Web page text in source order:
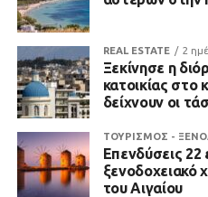
REAL ESTATE 2
Ξεκίνησε η
κατοικίας στο
δείχνουν οι
ΤΟΥΡΙΣΜΟΣ -
Επενδύσεις
ξενοδοχειακό
του Αιγαίου